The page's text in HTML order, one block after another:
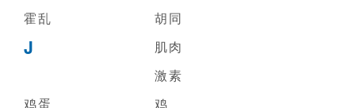
霍乱
胡同
J
肌肉
激素
鸡蛋
鸡